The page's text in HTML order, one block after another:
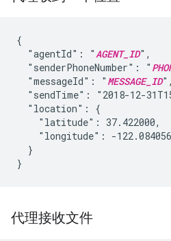
{
  "agentId": "
AGENT_ID",
  "senderPhoneNumber": "
  "messageId": "
MESSAGE_ID",
"sendTime": "2018-12-
  "location": {
    "latitude": 37.422000,
    "longitude": -122.084056
  }
}
代理接收文件